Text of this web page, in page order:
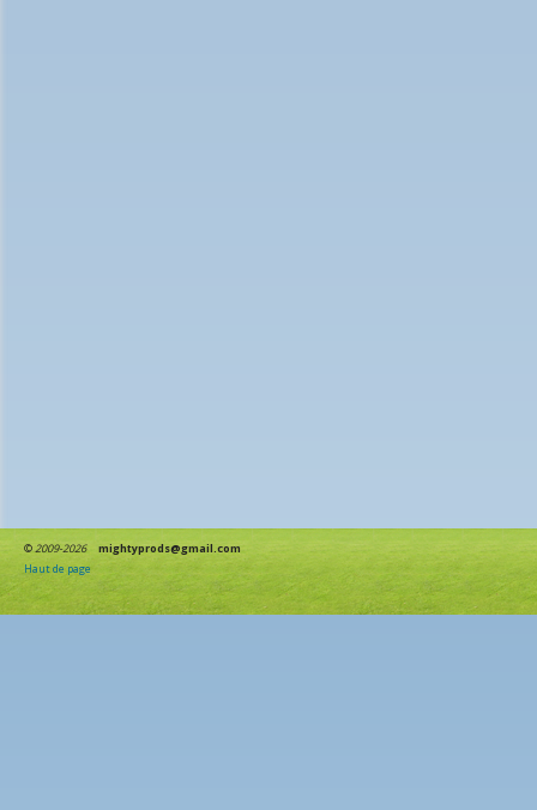
©2009-2026
mightyprods@gmail.com
Haut de page